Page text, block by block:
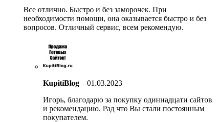
Все отлично. Быстро и без заморочек. При
необходимости помощи, она оказывается быстро и без
вопросов. Отличный сервис, всем рекомендую.
KupitiBlog – 01.03.2023
Игорь, благодарю за покупку одиннадцати сайтов
и рекомендацию. Рад что Вы стали постоянным
покупателем.